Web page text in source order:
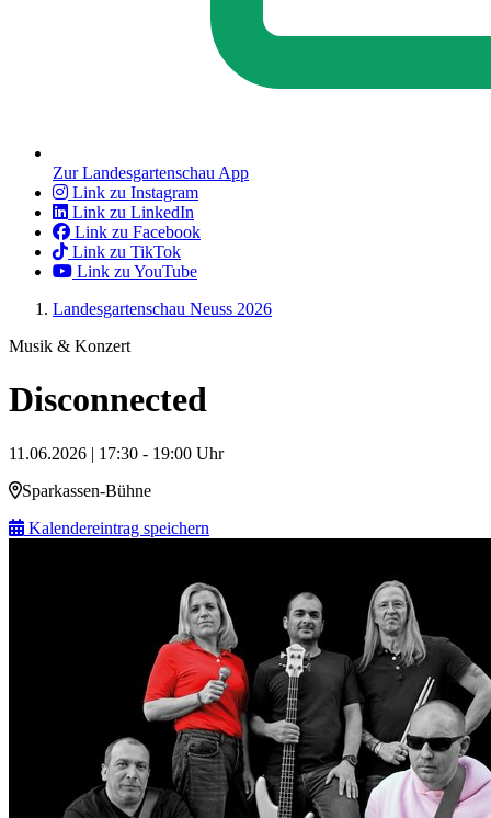
Zur Landesgartenschau App
Link zu Instagram
Link zu LinkedIn
Link zu Facebook
Link zu TikTok
Link zu YouTube
Landesgartenschau Neuss 2026
Musik & Konzert
Disconnected
11.06.2026 | 17:30 - 19:00 Uhr
Sparkassen-Bühne
Kalendereintrag speichern